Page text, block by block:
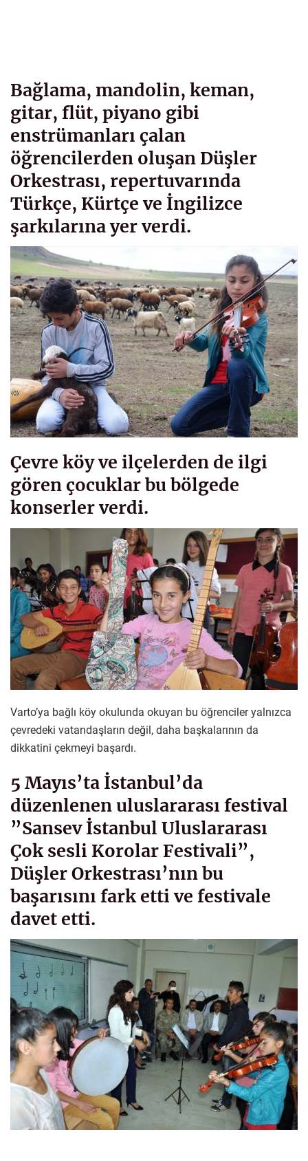
Bağlama, mandolin, keman,
gitar, flüt, piyano gibi
enstrümanları çalan
öğrencilerden oluşan Düşler
Orkestrası, repertuvarında
Türkçe, Kürtçe ve İngilizce
şarkılarına yer verdi.
Çevre köy ve ilçelerden de ilgi
gören çocuklar bu bölgede
konserler verdi.
Varto’ya bağlı köy okulunda okuyan bu öğrenciler yalnızca
çevredeki vatandaşların değil, daha başkalarının da
dikkatini çekmeyi başardı.
5 Mayıs’ta İstanbul’da
düzenlenen uluslararası festival
”Sansev İstanbul Uluslararası
Çok sesli Korolar Festivali”,
Düşler Orkestrası’nın bu
başarısını fark etti ve festivale
davet etti.